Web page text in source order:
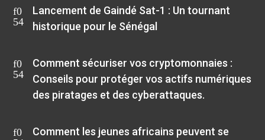
Lancement de Gaindé Sat-1 : Un tournant
historique pour le Sénégal
Comment sécuriser vos cryptomonnaies :
Conseils pour protéger vos actifs numériques
des piratages et des cyberattaques.
Comment les jeunes africains peuvent se